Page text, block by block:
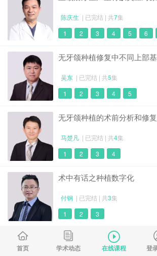
陈庆生 | 已完结 | 共7集
1
2 3 4 5 6
无牙颌种植修复中不同上部
吴东 | 已完结 | 共5集
1
2 3 4 5
无牙颌种植的术前分析和修
马楚凡 | 已完结 | 共4集
1
2 3 4
术中有话之种植数字化
付钢 | 已完结 | 共3集
1
2 3
美学区种植修复材料选择
首页 学术动态 在线课程 登